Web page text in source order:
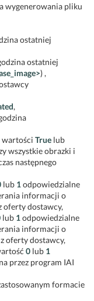
wygenerowania pliku
ostatniej
ostatniej
) ,
,
wartościTrue lub
wszystkie obrazki i
następnego
lub 1odpowiedzialne
informacji o
oferty dostawcy,
lub 1odpowiedzialne
informacji o
oferty dostawcy,
0 lub 1
przez program IAI
formacie